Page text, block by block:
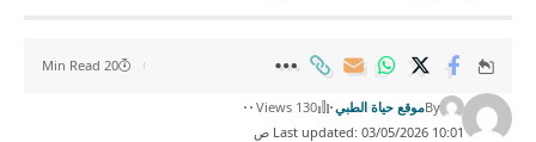
Last updated: 03/05/2026 10:01 ص
Byموقع حياة الطبي 130 Views
20 Min Read